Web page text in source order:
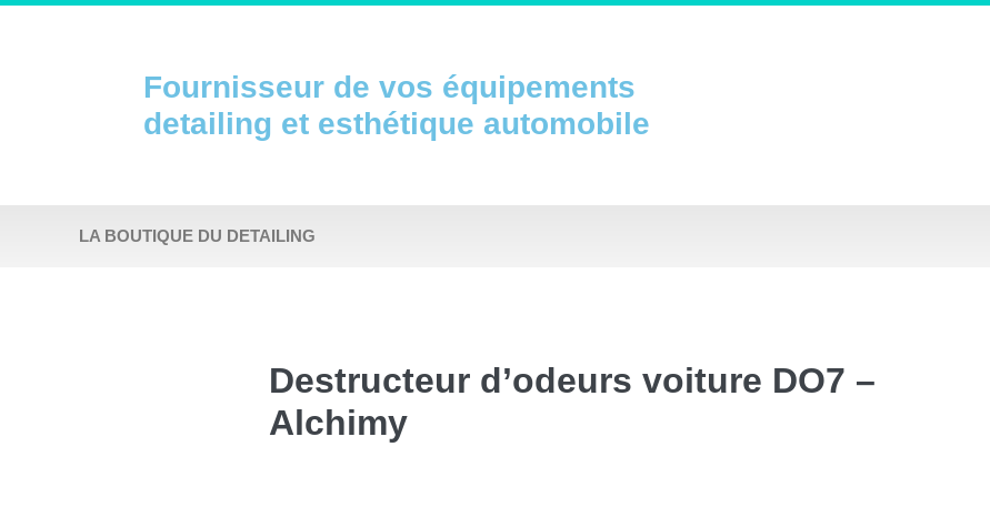
Fournisseur de vos équipements
detailing et esthétique automobile
LA BOUTIQUE DU DETAILING
Destructeur d’odeurs voiture DO7 –
Alchimy